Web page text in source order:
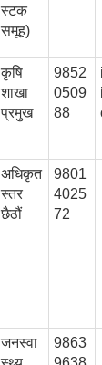
स्टक
समूह)
कृषि
शाखा
प्रमुख
9852
0509
88
अधिकृत
स्तर
छैठौं
9801
4025
72
जनस्वा
9863